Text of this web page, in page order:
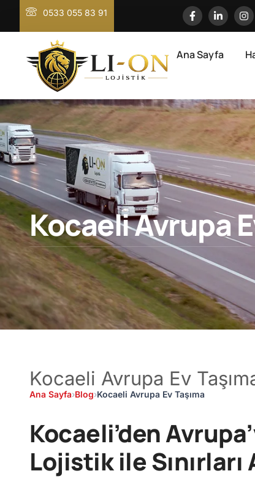
0533 055 83 91
Ana Sayfa
Kocaeli Avrupa
Kocaeli Avrupa Ev
Ana Sayfa›Blog›Kocaeli Avrupa Ev Taşıma
Kocaeli’den
Lojistik ile